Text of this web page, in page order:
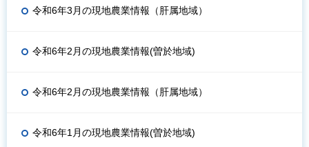
令和6年3月の現地農業情報（肝属地域）
令和6年2月の現地農業情報(曽於地域)
令和6年2月の現地農業情報（肝属地域）
令和6年1月の現地農業情報(曽於地域)